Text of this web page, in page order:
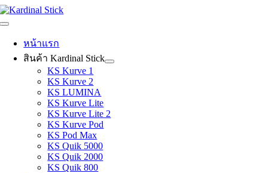
Skip
to
Toggle
Navigation
หน้าแรก
สินค้า Kardinal Stick
KS Kurve 1
KS Kurve 2
KS LUMINA
KS Kurve Lite
KS Kurve Lite 2
KS Kurve Pod
KS Pod Max
KS Quik 5000
KS Quik 2000
KS Quik 800